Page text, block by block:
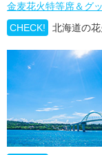
金麦花火特等席＆グ
CHECK!
北海道の